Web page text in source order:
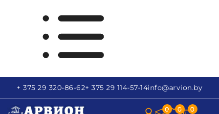
+ 375 29 320-86-62+ 375 29 114-57-14info@arvion.by
0 0 0